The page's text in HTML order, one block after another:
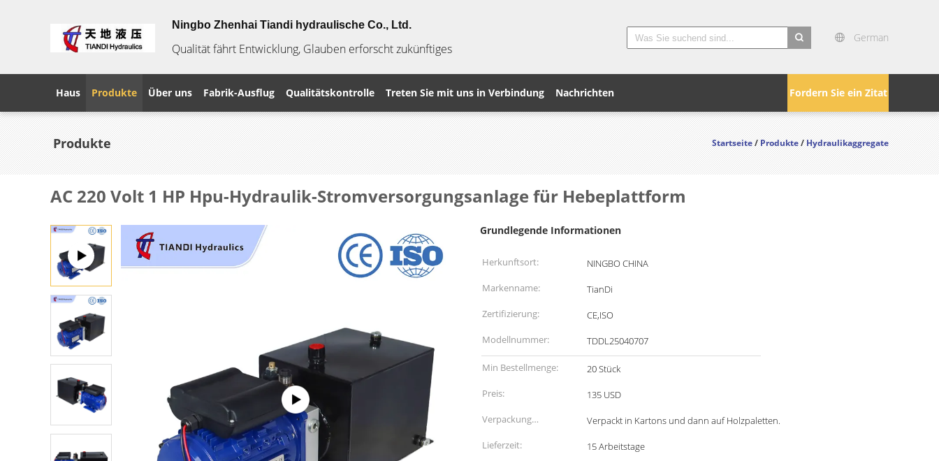
Ningbo Zhenhai Tiandi hydraulische Co., Ltd.
Qualität fährt Entwicklung, Glauben erforscht zukünftiges
German
Fordern Sie ein Zitat
Haus Produkte Über uns Fabrik-Ausflug Qualitätskontrolle Treten Sie mit uns in Verbindung Nachrichten
Produkte Startseite/Produkte/Hydraulikaggregate
AC 220 Volt 1 HP Hpu-Hydraulik-Stromversorgungsanlage für Hebeplattform
Grundlegende Informationen
Herkunftsort:
NINGBO CHINA
Markenname:
TianDi
Zertifizierung:
CE,ISO
Modellnummer:
TDDL25040707
Min Bestellmenge:
20 Stück
Preis:
135 USD
Verpackung
Informationen:
Verpackt in Kartons und dann auf Holzpaletten.
Lieferzeit:
15 Arbeitstage